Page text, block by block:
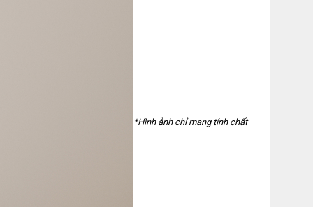
*Hình ảnh chỉ mang tính chất